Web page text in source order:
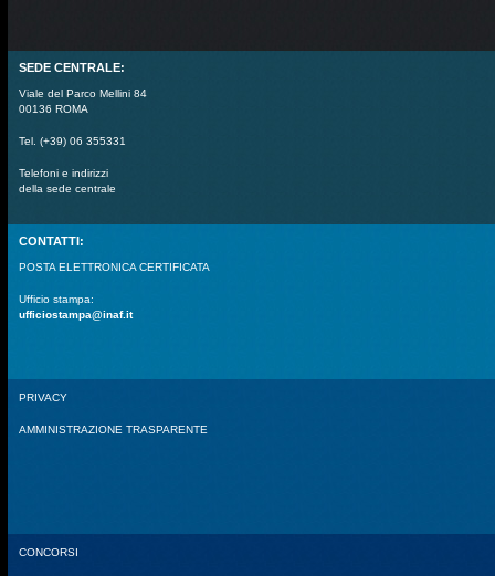
SEDE CENTRALE:
Viale del Parco Mellini 84
00136 ROMA
Tel. (+39) 06 355331
Telefoni e indirizzi
della sede centrale
CONTATTI:
POSTA ELETTRONICA CERTIFICATA
Ufficio stampa:
ufficiostampa@inaf.it
PRIVACY
AMMINISTRAZIONE TRASPARENTE
CONCORSI